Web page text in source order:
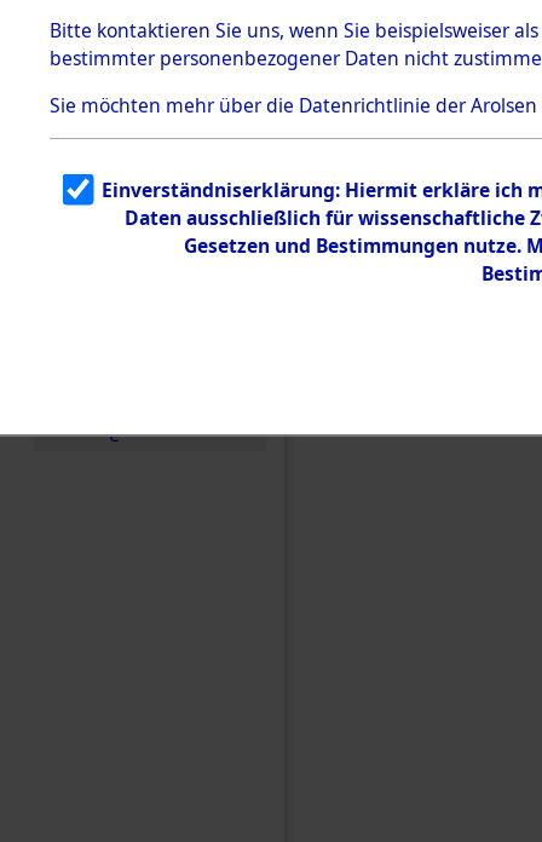
5.3.1 Alliierte
Erhebungen
zu
Todesmärsch
en
5.3.2
g
5.3.3
Todesmärsch
e
Bitte kontaktieren Sie uns, wenn Sie beispielsweiser
bestimmter personenbezogener Daten nicht
Sie möchten mehr über die Datenrichtlinie der Arolsen
Einverständniserklärung: Hiermit erkläre ich
Daten ausschließlich für wissenschaftliche
Gesetzen und Bestimmungen nutze.